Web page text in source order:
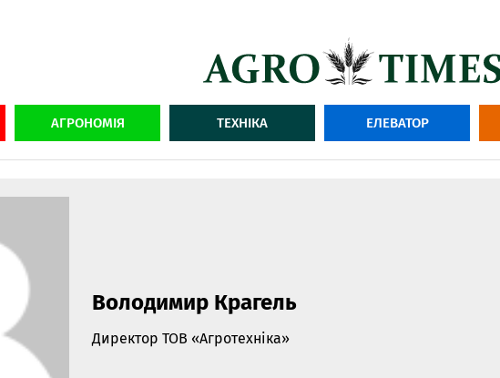
АГРОНОМІЯ ТЕХНІКА ЕЛЕВАТОР
Володимир Крагель
Директор ТОВ «Агротехніка»